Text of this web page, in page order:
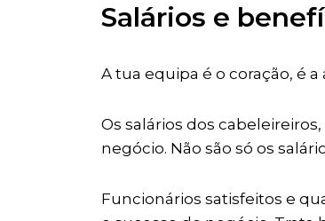
Salários e
A tua equipa é o coração, é
Os salários dos
negócio. Não são só os
Funcionários satisfeitos e